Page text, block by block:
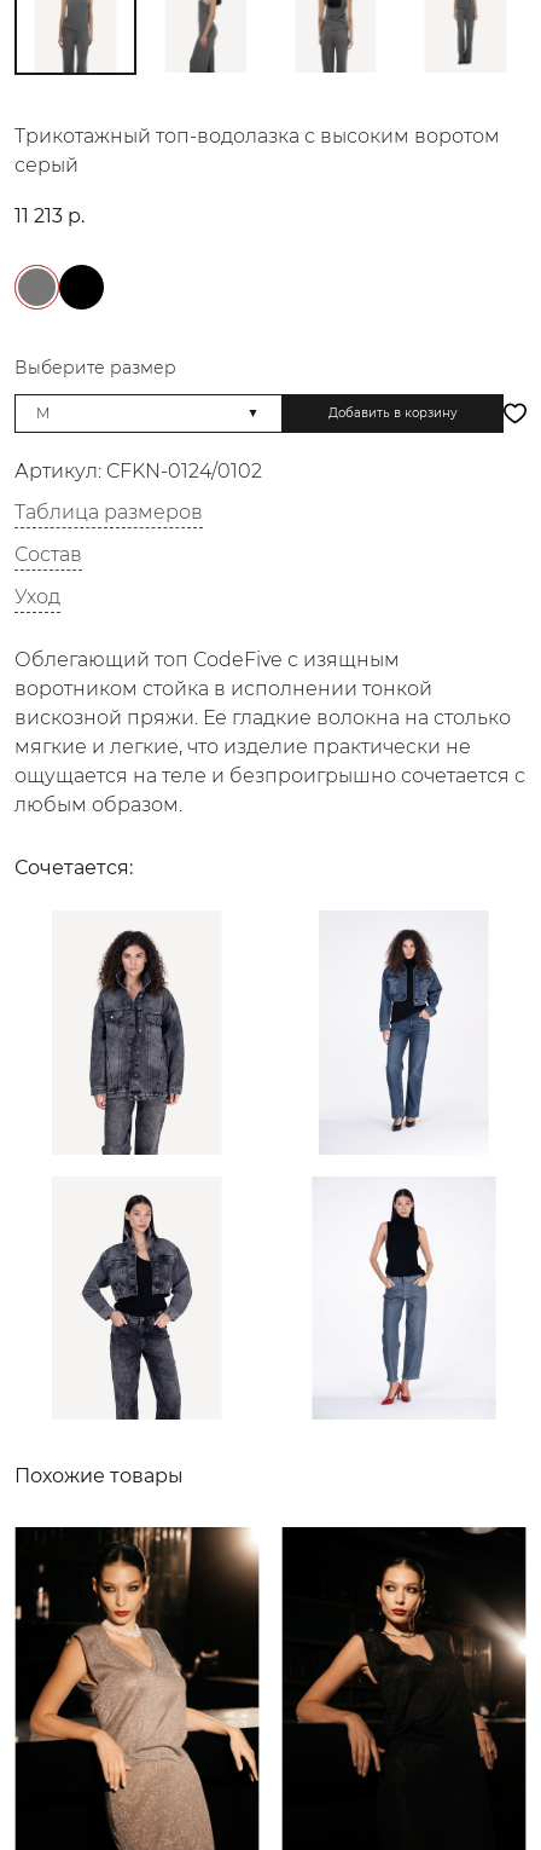
Трикотажный топ-водолазка с высоким воротом
серый
11 213 р.
Выберите размер
Добавить в корзину
Артикул: CFKN-0124/0102
Таблица размеров
Состав
Уход
Облегающий топ CodeFive с изящным
воротником стойка в исполнении тонкой
вискозной пряжи. Ее гладкие волокна на столько
мягкие и легкие, что изделие практически не
ощущается на теле и безпроигрышно сочетается с
любым образом.
Сочетается:
Похожие товары